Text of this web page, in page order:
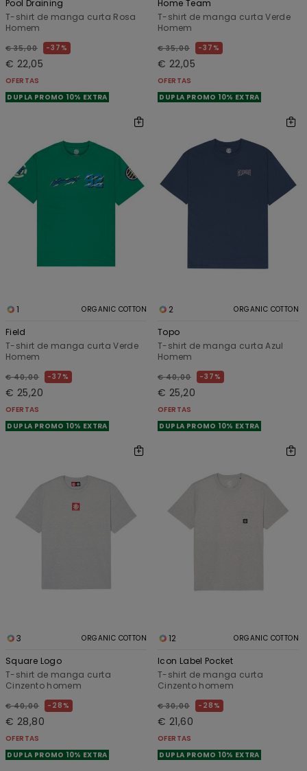
Pool Draining
T-shirt de manga curta Rosa
Homem
€ 35,00 37%
€ 22,05
OFERTAS
DUPLA PROMO 10% EXTRA
Home Team
T-shirt de manga curta Verde
Homem
€ 35,00 37%
€ 22,05
OFERTAS
DUPLA PROMO 10% EXTRA
1 ORGANIC COTTON
Field
T-shirt de manga curta Verde
Homem
€ 40,00 37%
€ 25,20
OFERTAS
DUPLA PROMO 10% EXTRA
2 ORGANIC COTTON
Topo
T-shirt de manga curta Azul
Homem
€ 40,00 37%
€ 25,20
OFERTAS
DUPLA PROMO 10% EXTRA
3 ORGANIC COTTON
Square Logo
T-shirt de manga curta
Cinzento homem
€ 40,00 28%
€ 28,80
OFERTAS
DUPLA PROMO 10% EXTRA
12 ORGANIC COTTON
Icon Label Pocket
T-shirt de manga curta
Cinzento homem
€ 30,00 28%
€ 21,60
OFERTAS
DUPLA PROMO 10% EXTRA